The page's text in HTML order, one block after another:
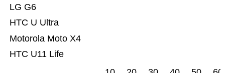
HTC U11 Life
Motorola Moto X4
HTC U Ultra
LG G6